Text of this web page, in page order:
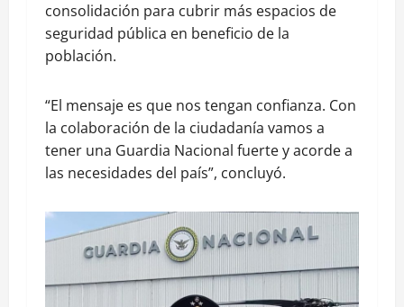
consolidación para cubrir más espacios de
seguridad pública en beneficio de la
población.
“El mensaje es que nos tengan confianza. Con
la colaboración de la ciudadanía vamos a
tener una Guardia Nacional fuerte y acorde a
las necesidades del país”, concluyó.